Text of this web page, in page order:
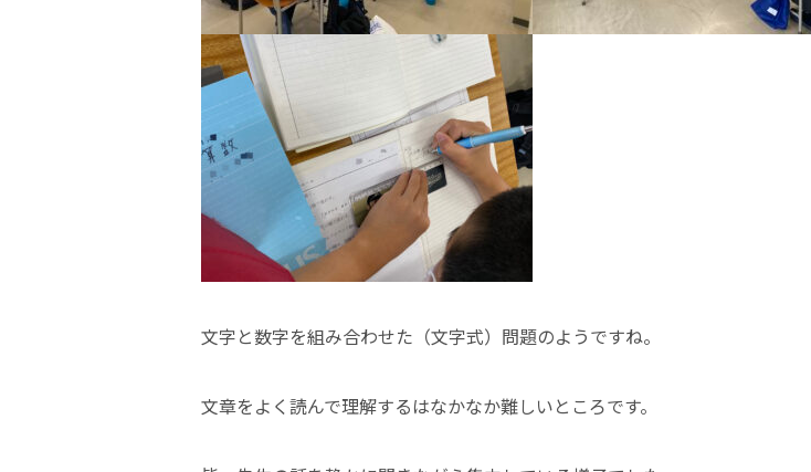
文字と数字を組み合わせた（文字式）問題のようですね。
文章をよく読んで理解するはなかなか難しいところです。